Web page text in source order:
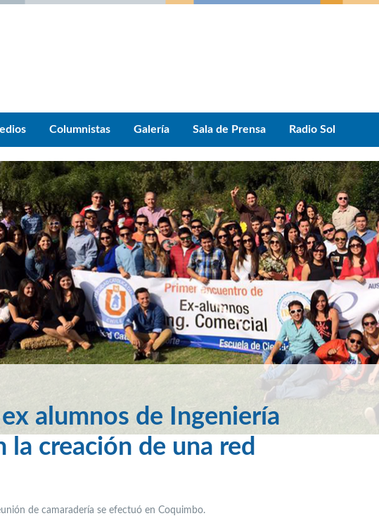
Columnistas Galería Sala de Prensa Radio Sol
alumnos de Ingeniería
la creación de una red
de camaradería se efectuó en Coquimbo.